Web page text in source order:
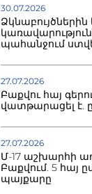
30.07.2026
պահանջում
27.07.2026
Բաքվու հայ
վատթարացել է.
27.07.2026
Մ-17 աշխարհի
Բաքվում. 5 հայ
պայքարը